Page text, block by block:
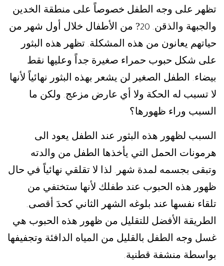
تظهر على وجه الطفل خصوصاً على منطقة الخدين
والجبهة والذقن. 20
? من الأطفال خلال أول شهر من
حياتهم يعانون من هذه المشكلة. تظهر هذه البثور
على شكل حبوب حمراء صغيرة جداً وعليها نقط
بيضاء.
الطفل الصغير لن يشعر بهذه البثور نهائياً لأنها
لا تسبب له الحكة ولا أي عارض مزعج. ولكن ما
السبب وراء ظهورها؟
السبب لظهور هذه البثور عند الطفل يعود الى
هرمونات الحمل التي يأخذها الطفل من والدته
وتبقى بجسمه لمدة شهر . لذا لا تقلقي نهائياً في حال
ظهور هذه الحبوب عند طفلك لأنها ستختفي من
تلقاء نفسها عند بلوغه الشهر الثاني كحدَ أقصى.
الطريقة الأفضل للتقليل من ظهور هذه الحبوب هي
غسل وجه الطفل بالقليل من المياه الدافئة وتجفيفها
بواسطة منشفة قطنية.